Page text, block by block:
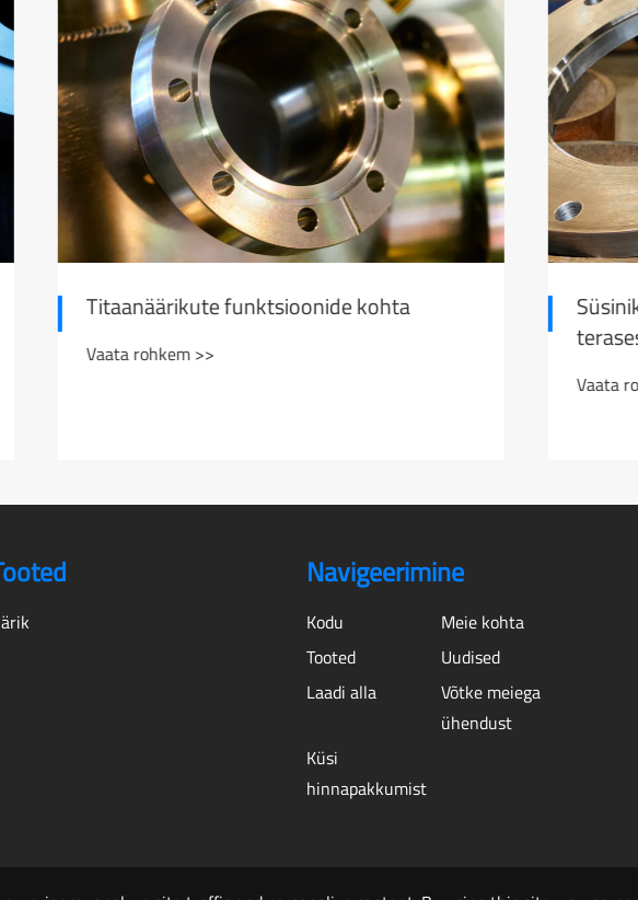
Titaanäärikute funktsioonide kohta
Vaata rohkem >>
Vaata
Navigeerimine
Kodu
Meie kohta
Tooted
Uudised
Laadi alla
Võtke meiega
ühendust
Küsi
hinnapakkumist